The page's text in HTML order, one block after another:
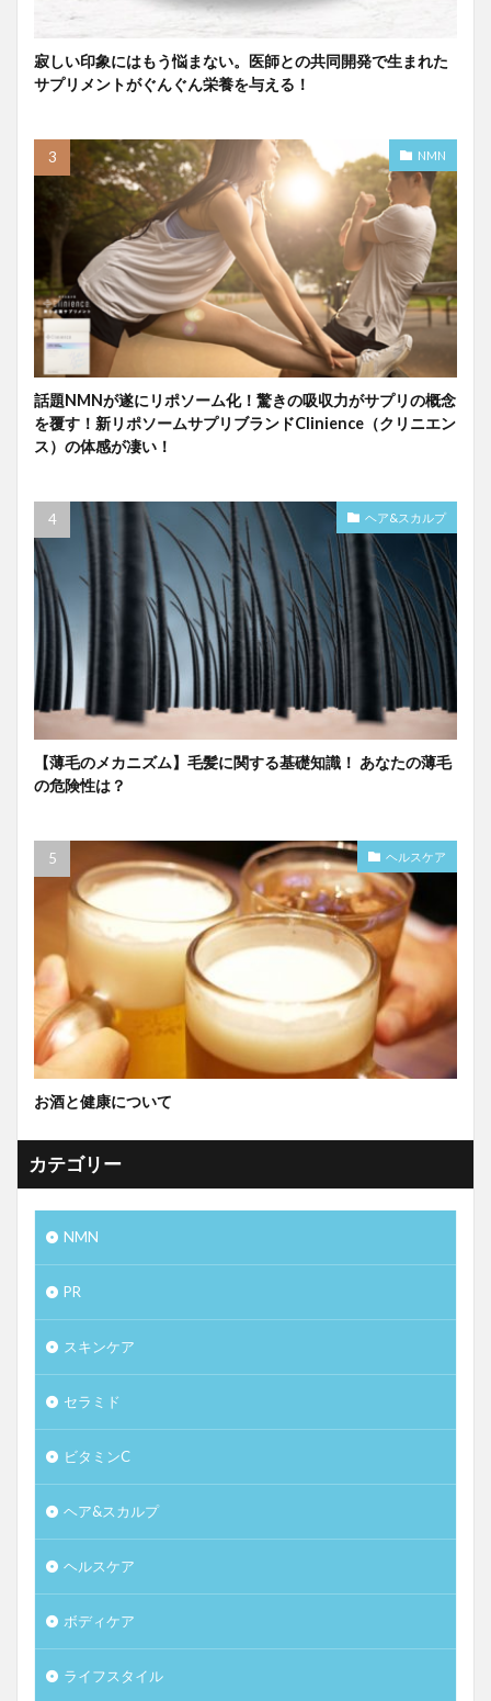
寂しい印象にはもう悩まない。医師との共同開発で生まれた
サプリメントがぐんぐん栄養を与える！
NMN
話題NMNが遂にリポソーム化！驚きの吸収力がサプリの概念
を覆す！新リポソームサプリブランドClinience（クリニエン
ス）の体感が凄い！
ヘア&スカルプ
【薄毛のメカニズム】毛髪に関する基礎知識！ あなたの薄毛
の危険性は？
ヘルスケア
お酒と健康について
カテゴリー
NMN
PR
スキンケア
セラミド
ビタミンC
ヘア&スカルプ
ヘルスケア
ボディケア
ライフスタイル